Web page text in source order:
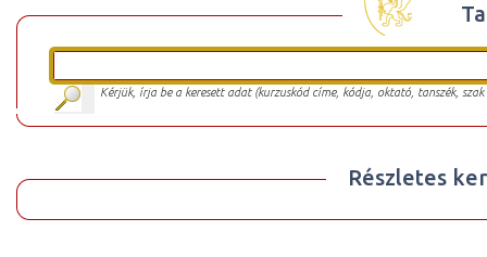
Kérjük, írja be a keresett adat (kurzuskód címe, kódja, oktató, tanszék,
Részletes